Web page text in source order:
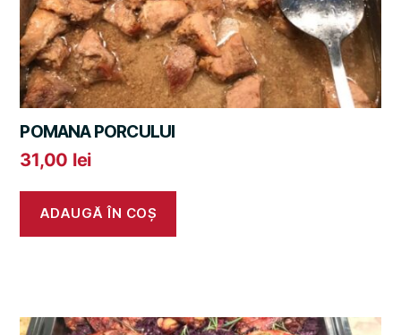
POMANA PORCULUI
31,00 lei
ADAUGĂ ÎN COȘ